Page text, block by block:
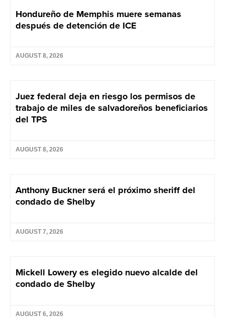
Hondureño de Memphis muere semanas
después de detención de ICE
AUGUST 8, 2026
Juez federal deja en riesgo los permisos de
trabajo de miles de salvadoreños beneficiarios
del TPS
AUGUST 8, 2026
Anthony Buckner será el próximo sheriff del
condado de Shelby
AUGUST 7, 2026
Mickell Lowery es elegido nuevo alcalde del
condado de Shelby
AUGUST 6, 2026